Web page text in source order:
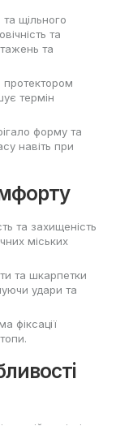
щільного
та
та
протектором
термін
форму та
навіть при
та захищеність
міських
та шкарпетки
удари та
фіксації